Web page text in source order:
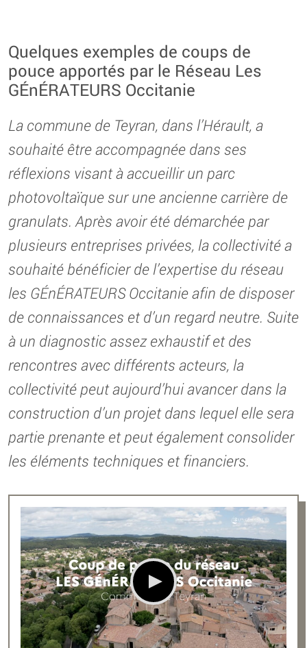
Quelques exemples de coups de
pouce apportés par le Réseau Les
GÉnÉRATEURS Occitanie
La commune de Teyran, dans l’Hérault, a
souhaité être accompagnée dans ses
réflexions visant à accueillir un parc
photovoltaïque sur une ancienne carrière de
granulats. Après avoir été démarchée par
plusieurs entreprises privées, la collectivité a
souhaité bénéficier de l’expertise du réseau
les GÉnÉRATEURS Occitanie afin de disposer
de connaissances et d’un regard neutre. Suite
à un diagnostic assez exhaustif et des
rencontres avec différents acteurs, la
collectivité peut aujourd’hui avancer dans la
construction d’un projet dans lequel elle sera
partie prenante et peut également consolider
les éléments techniques et financiers.